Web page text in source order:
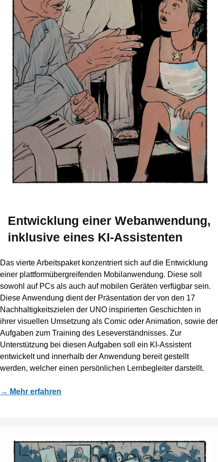
Entwicklung einer Webanwendung,
inklusive eines KI-Assistenten
Das vierte Arbeitspaket konzentriert sich auf die Entwicklung
einer plattformübergreifenden Mobilanwendung. Diese soll
sowohl auf PCs als auch auf mobilen Geräten verfügbar sein.
Diese Anwendung dient der Präsentation der von den 17
Nachhaltigkeitszielen der UNO inspirierten Geschichten in
ihrer visuellen Umsetzung als Comic oder Animation, sowie der
Aufgaben zum Training des Leseverständnisses. Zur
Unterstützung bei diesen Aufgaben soll ein KI-Assistent
entwickelt und innerhalb der Anwendung bereit gestellt
werden, welcher einen persönlichen Lernbegleiter darstellt.
→ Mehr erfahren